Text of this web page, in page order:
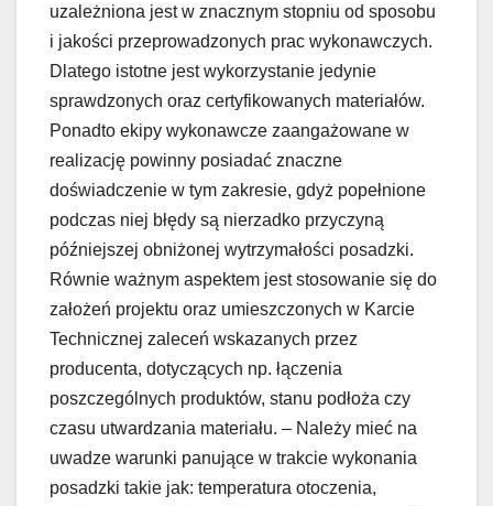
uzależniona jest w znacznym stopniu od sposobu
i jakości przeprowadzonych prac wykonawczych.
Dlatego istotne jest wykorzystanie jedynie
sprawdzonych oraz certyfikowanych materiałów.
Ponadto ekipy wykonawcze zaangażowane w
realizację powinny posiadać znaczne
doświadczenie w tym zakresie, gdyż popełnione
podczas niej błędy są nierzadko przyczyną
późniejszej obniżonej wytrzymałości posadzki.
Równie ważnym aspektem jest stosowanie się do
założeń projektu oraz umieszczonych w Karcie
Technicznej zaleceń wskazanych przez
producenta, dotyczących np. łączenia
poszczególnych produktów, stanu podłoża czy
czasu utwardzania materiału. – Należy mieć na
uwadze warunki panujące w trakcie wykonania
posadzki takie jak: temperatura otoczenia,